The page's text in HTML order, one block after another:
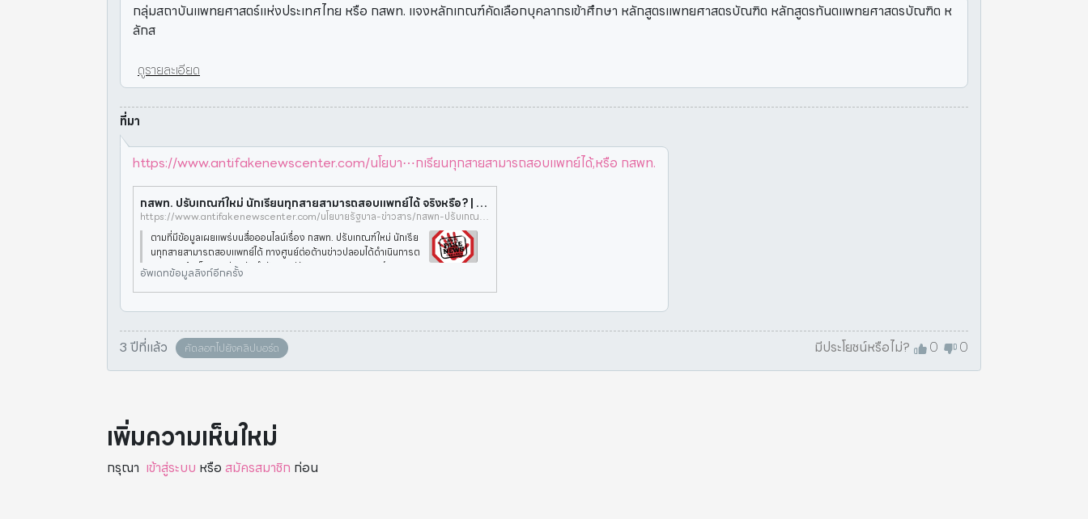
กลุ่มสถาบันแพทยศาสตร์แห่งประเทศไทย หรือ กสพท. แจงหลักเกณฑ์คัดเลือกบุคลากรเข้าศึกษา หลักสูตรแพทยศาสตรบัณฑิต หลักสูตรทันตแพทยศาสตรบัณฑิต ห
ลักส
ดูรายละเอียด
ที่มา
https://www.antifakenewscenter.com/นโยบา⋯กเรียนทุกสายสามารถสอบแพทย์ได้,หรือ กสพท.
กสพท. ปรับเกณฑ์ใหม่ นักเรียนทุกสายสามารถสอบแพทย์ได้ จริงหรือ? | ศูนย์ต่อต้านข่าวปลอม
https://www.antifakenewscenter.com/นโยบายรัฐบาล-ข่าวสาร/กสพท-ปรับเกณฑ์ใหม่-นักเรียนทุกสายสามารถสอบแพทย์ได้-จริงหรือ/#:~:text=สพท.-,ปรับเกณฑ์ใหม่%20นักเรียนทุกสายสามารถสอบแพทย์ได้,หรือ%20กสพท.
ตามที่มีข้อมูลเผยแพร่บนสื่อออนไลน์เรื่อง กสพท. ปรับเกณฑ์ใหม่ นักเรีย
นทุกสายสามารถสอบแพทย์ได้ ทางศูนย์ต่อต้านข่าวปลอมได้ดำเนินการต
รวจสอบข้อเท็จจริงร่วมกับสำนักงานปลัดกระทรวงการอุดมศึกษา วิท
ยาศาสตร์ วิจ
อัพเดทข้อมูลลิงก์อีกครั้ง
3 ปีที่แล้ว คัดลอกไปยังคลิปบอร์ด มีประโยชน์หรือไม่? 0 0
เพิ่มความเห็นใหม่
กรุณา เข้าสู่ระบบ หรือ สมัครสมาชิก ก่อน